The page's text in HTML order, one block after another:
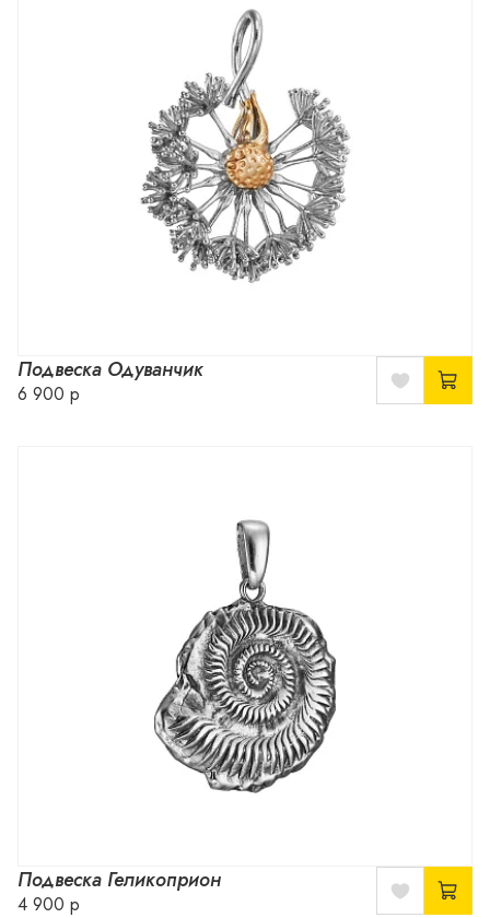
Подвеска Одуванчик
6 900 р
Подвеска Геликоприон
4 900 р